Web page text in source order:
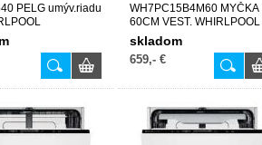
PELG umýv.riadu
WH7PC15B4M60 MYČKA
60CM VEST. WHIRLPOOL
skladom
659,- €